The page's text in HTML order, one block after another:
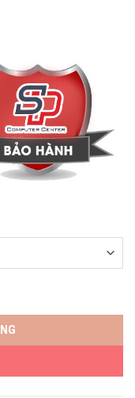
(Màu bạc có LED) số